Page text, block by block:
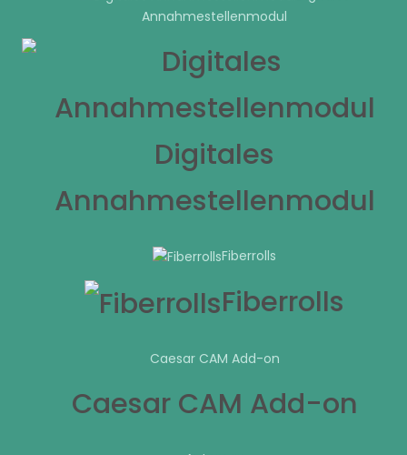
Annahmestellenmodul
Digitales
Annahmestellenmodul
Fiberrolls
Fiberrolls
Caesar CAM Add-on
Caesar CAM Add-on